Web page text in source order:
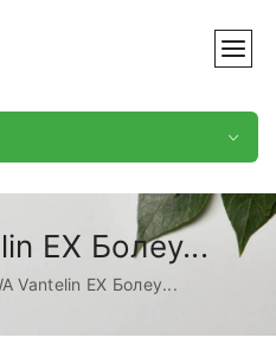
EX Болеу...
Vantelin EX Болеу...